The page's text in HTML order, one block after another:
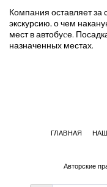
Компания оставляет
экскурсию, о чем
мест в автобуcе.
назначенных местах.
Авторские
ГЛАВНАЯ